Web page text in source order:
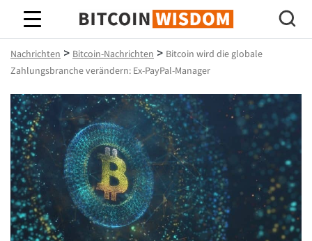
Bitcoin-Weisheit
Nachrichten > Bitcoin-Nachrichten > Bitcoin wird die globale
Zahlungsbranche verändern: Ex-PayPal-Manager